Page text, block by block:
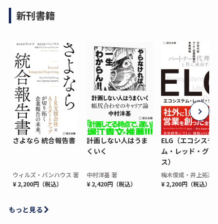
新刊書籍
さよなら 統合報告書
ウィルズ・パンハウス 著
¥ 2,200円（税込）
計画しない人はうま
くいく
中村洋基 著
¥ 2,420円（税込）
ELG（エコシステ
ム・レッド・グロ
ス）
梅木俊成・井上拓海
¥ 2,200円（税込）
もっと見る